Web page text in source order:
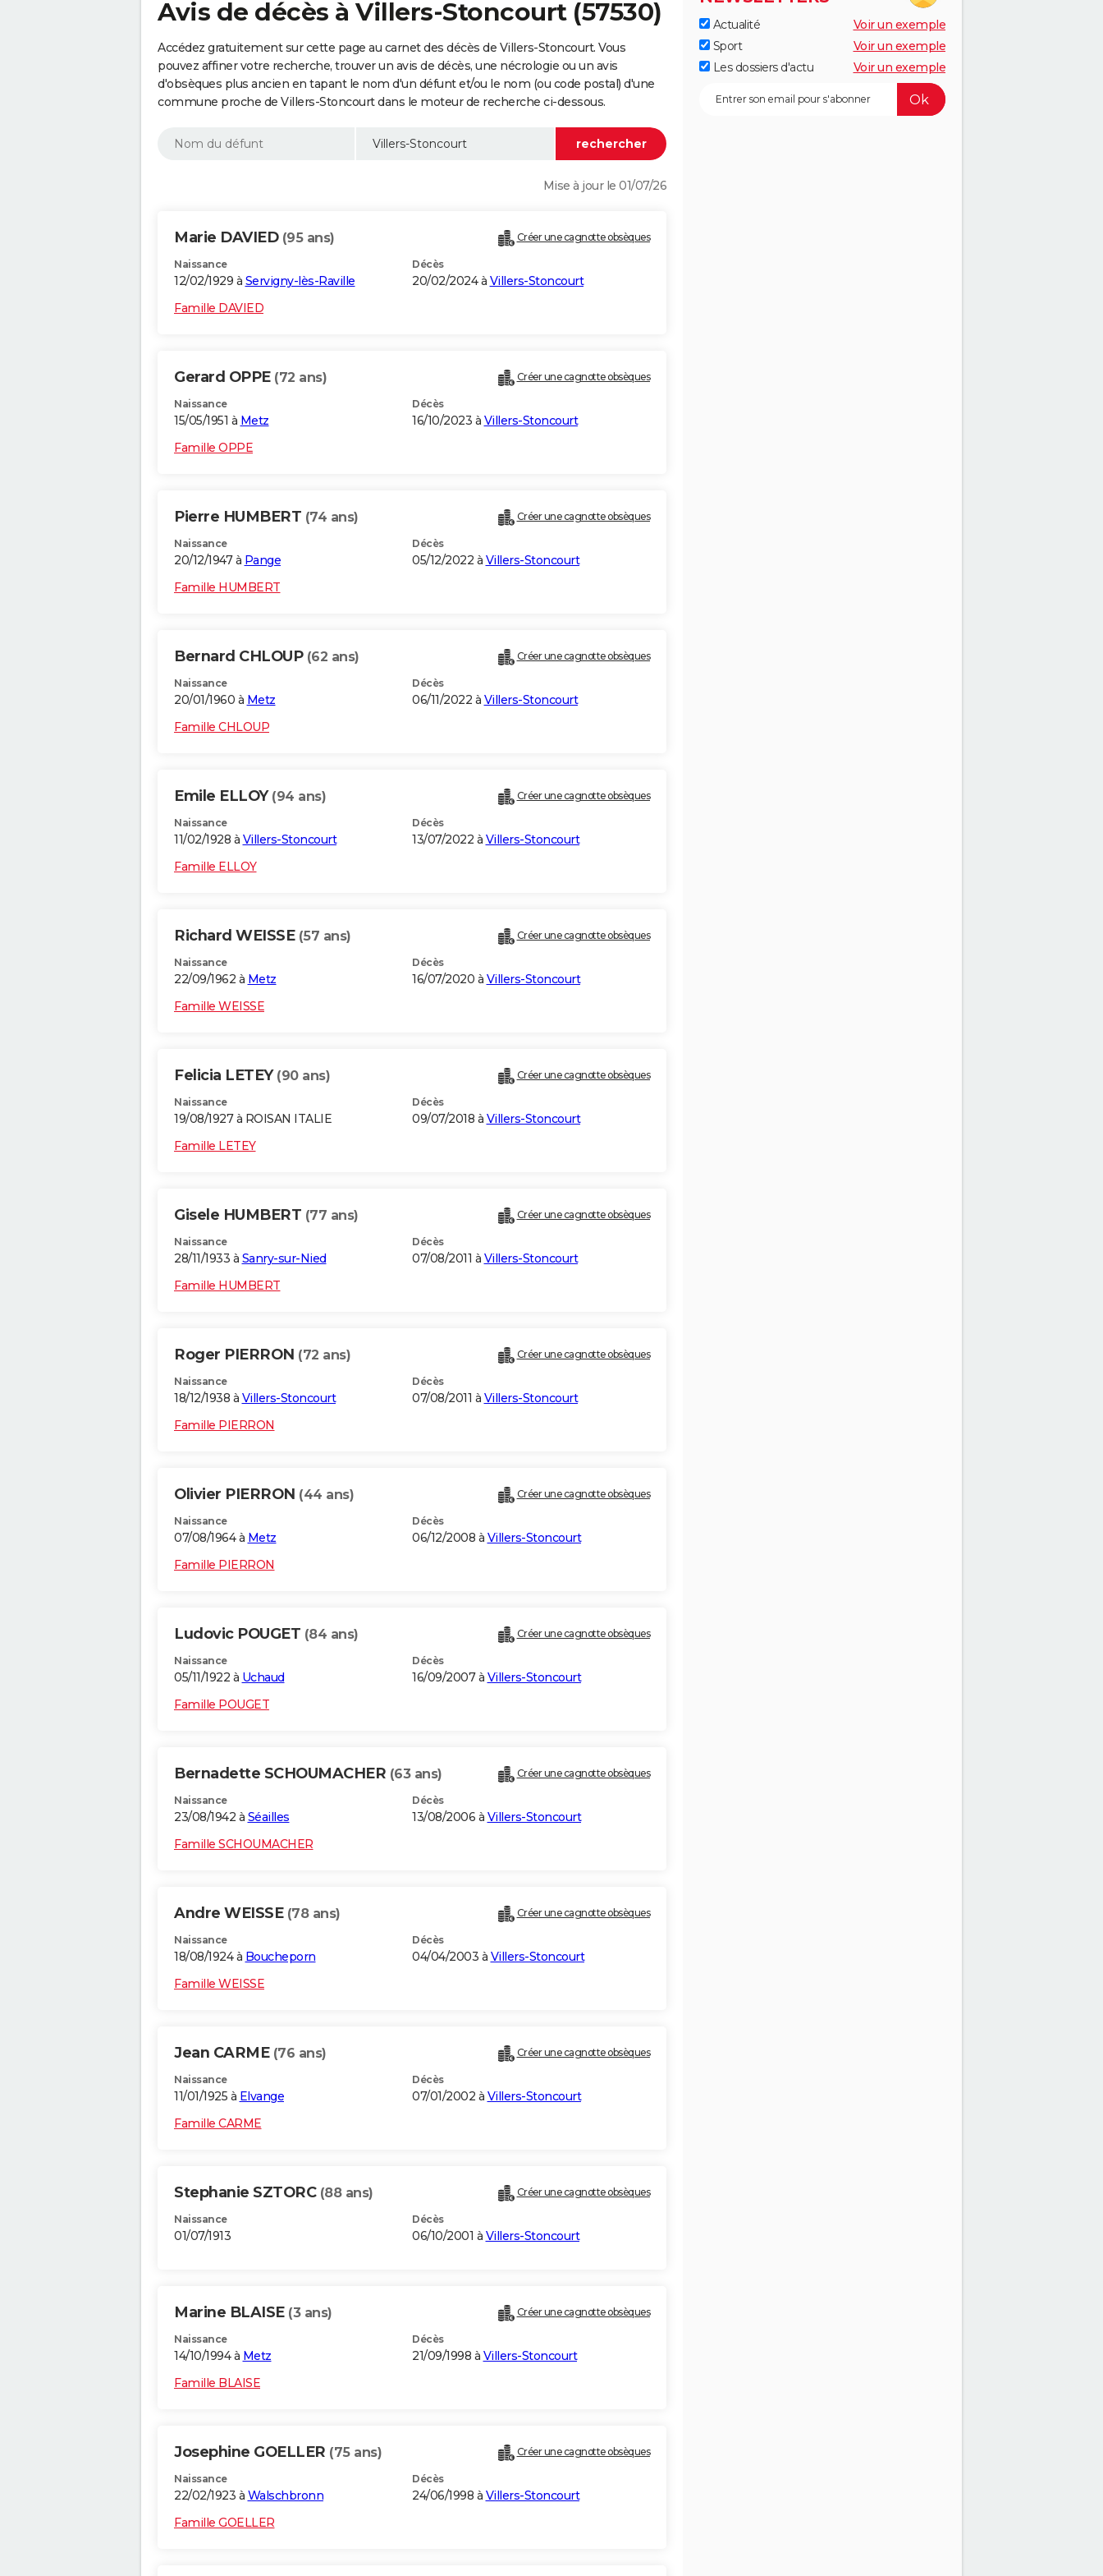
Avis de décès à Villers-Stoncourt (57530)
Accédez gratuitement sur cette page au carnet des décès de Villers-Stoncourt. Vous
pouvez affiner votre recherche, trouver un avis de décès, une nécrologie ou un avis
d'obsèques plus ancien en tapant le nom d'un défunt et/ou le nom (ou code postal) d'une
commune proche de Villers-Stoncourt dans le moteur de recherche ci-dessous.
Mise à jour le 01/07/26
Marie DAVIED (95 ans) Créer une cagnotte obsèques
Naissance
12/02/1929 à Servigny-lès-Raville
Décès
20/02/2024 à Villers-Stoncourt
Famille DAVIED
Gerard OPPE (72 ans) Créer une cagnotte obsèques
Naissance
15/05/1951 à Metz
Décès
16/10/2023 à Villers-Stoncourt
Famille OPPE
Pierre HUMBERT (74 ans) Créer une cagnotte obsèques
Naissance
20/12/1947 à Pange
Décès
05/12/2022 à Villers-Stoncourt
Famille HUMBERT
Bernard CHLOUP (62 ans) Créer une cagnotte obsèques
Naissance
20/01/1960 à Metz
Décès
06/11/2022 à Villers-Stoncourt
Famille CHLOUP
Emile ELLOY (94 ans) Créer une cagnotte obsèques
Naissance
11/02/1928 à Villers-Stoncourt
Décès
13/07/2022 à Villers-Stoncourt
Famille ELLOY
Richard WEISSE (57 ans) Créer une cagnotte obsèques
Naissance
22/09/1962 à Metz
Décès
16/07/2020 à Villers-Stoncourt
Famille WEISSE
Felicia LETEY (90 ans) Créer une cagnotte obsèques
Naissance
19/08/1927 à ROISAN ITALIE
Décès
09/07/2018 à Villers-Stoncourt
Famille LETEY
Gisele HUMBERT (77 ans) Créer une cagnotte obsèques
Naissance
28/11/1933 à Sanry-sur-Nied
Décès
07/08/2011 à Villers-Stoncourt
Famille HUMBERT
Roger PIERRON (72 ans) Créer une cagnotte obsèques
Naissance
18/12/1938 à Villers-Stoncourt
Décès
07/08/2011 à Villers-Stoncourt
Famille PIERRON
Olivier PIERRON (44 ans) Créer une cagnotte obsèques
Naissance
07/08/1964 à Metz
Décès
06/12/2008 à Villers-Stoncourt
Famille PIERRON
Ludovic POUGET (84 ans) Créer une cagnotte obsèques
Naissance
05/11/1922 à Uchaud
Décès
16/09/2007 à Villers-Stoncourt
Famille POUGET
Bernadette SCHOUMACHER (63 ans) Créer une cagnotte obsèques
Naissance
23/08/1942 à Séailles
Décès
13/08/2006 à Villers-Stoncourt
Famille SCHOUMACHER
Andre WEISSE (78 ans) Créer une cagnotte obsèques
Naissance
18/08/1924 à Boucheporn
Décès
04/04/2003 à Villers-Stoncourt
Famille WEISSE
Jean CARME (76 ans) Créer une cagnotte obsèques
Naissance
11/01/1925 à Elvange
Décès
07/01/2002 à Villers-Stoncourt
Famille CARME
Stephanie SZTORC (88 ans) Créer une cagnotte obsèques
Naissance
01/07/1913
Décès
06/10/2001 à Villers-Stoncourt
Marine BLAISE (3 ans) Créer une cagnotte obsèques
Naissance
14/10/1994 à Metz
Décès
21/09/1998 à Villers-Stoncourt
Famille BLAISE
Josephine GOELLER (75 ans) Créer une cagnotte obsèques
Naissance
22/02/1923 à Walschbronn
Décès
24/06/1998 à Villers-Stoncourt
Famille GOELLER
Actualité
Voir un exemple
Sport
Voir un exemple
Les dossiers d'actu
Voir un exemple